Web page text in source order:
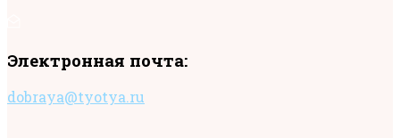
Электронная почта:
dobraya@tyotya.ru